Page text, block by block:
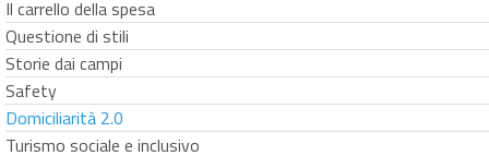
Il carrello della spesa
Questione di stili
Storie dai campi
Safety
Domiciliarità 2.0
Turismo sociale e inclusivo